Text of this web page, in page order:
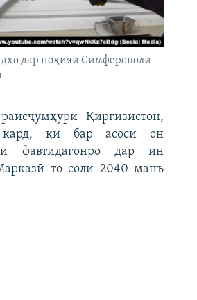
дар ноҳияи Симферополи
Қирғизистон,
кард, ки бар асоси он
фавтидагонро дар ин
то соли 2040 манъ